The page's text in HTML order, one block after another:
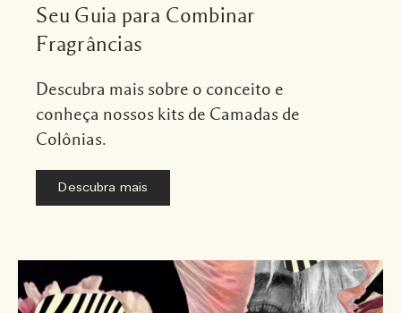
Seu Guia para Combinar
Fragrâncias
Descubra mais sobre o conceito e
conheça nossos kits de Camadas de
Colônias.
Descubra mais